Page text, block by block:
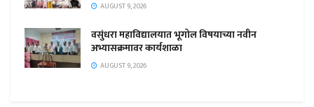
AUGUST 9, 2026
वसुंधरा महाविद्यालयात भूगोल विषयाच्या नवीन
अभ्यासक्रमावर कार्यशाळा
AUGUST 9, 2026